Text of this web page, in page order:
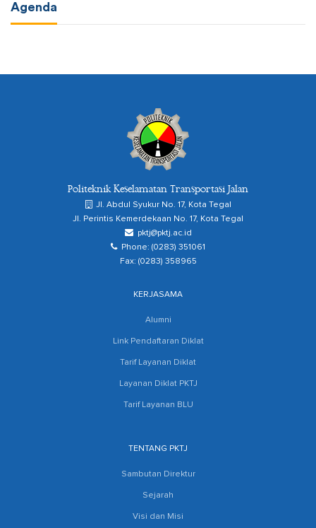
Agenda
Politeknik Keselamatan Transportasi Jalan
Jl. Abdul Syukur No. 17, Kota Tegal
Jl. Perintis Kemerdekaan No. 17, Kota Tegal
pktj@pktj.ac.id
Phone: (0283) 351061
Fax: (0283) 358965
KERJASAMA
Alumni
Link Pendaftaran Diklat
Tarif Layanan Diklat
Layanan Diklat PKTJ
Tarif Layanan BLU
TENTANG PKTJ
Sambutan Direktur
Sejarah
Visi dan Misi